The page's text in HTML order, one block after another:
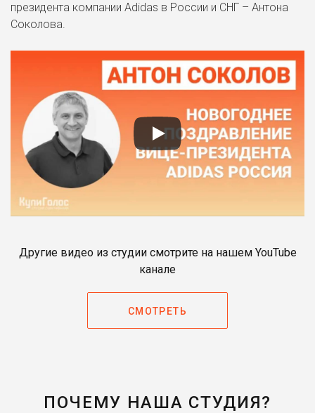
президента компании Adidas в России и СНГ – Антона
Соколова.
Другие видео из студии смотрите на нашем YouTube
канале
СМОТРЕТЬ
ПОЧЕМУ НАША СТУДИЯ?